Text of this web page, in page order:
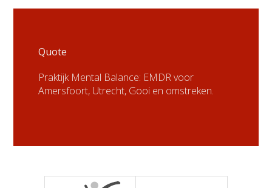
Quote
Praktijk Mental Balance: EMDR voor
Amersfoort, Utrecht, Gooi en omstreken.